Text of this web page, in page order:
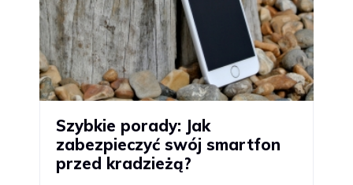
Szybkie porady: Jak
zabezpieczyć swój smartfon
przed kradzieżą?